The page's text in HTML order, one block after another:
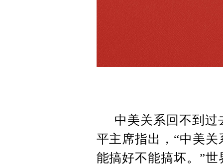
中美关系回不到
平主席指出，“中美
能搞好不能搞坏。”